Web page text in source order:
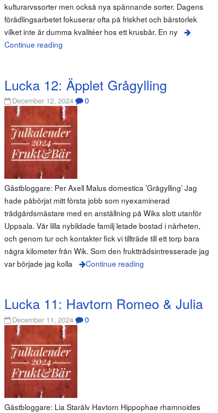
kulturarvssorter men också nya spännande sorter. Dagens
förädlingsarbetet fokuserar ofta på friskhet och bärstorlek
vilket inte är dumma kvalitéer hos ett krusbär. En ny
Continue reading
Lucka 12: Äpplet Grågylling
December 12, 2024 0
Gästbloggare: Per Axell Malus domestica ’Grågylling’ Jag
hade påbörjat mitt första jobb som nyexaminerad
trädgårdsmästare med en anställning på Wiks slott utanför
Uppsala. Vår lilla nybildade familj letade bostad i närheten,
och genom tur och kontakter fick vi tillträde till ett torp bara
några kilometer från Wik. Som den fruktträdsintresserade jag
var började jag kolla
Continue reading
Lucka 11: Havtorn Romeo & Julia
December 11, 2024 0
Gästbloggare: Lia Starälv Havtorn Hippophae rhamnoides